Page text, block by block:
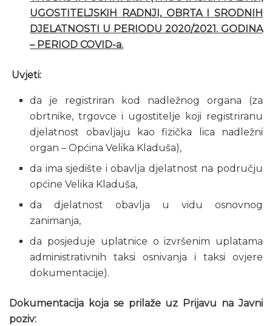
UGOSTITELJSKIH RADNJI, OBRTA I SRODNIH
DJELATNOSTI U PERIODU 2020/2021. GODINA
– PERIOD COVID-a.
Uvjeti:
da je registriran kod nadležnog organa (za
obrtnike, trgovce i ugostitelje koji registriranu
djelatnost obavljaju kao fizička lica nadležni
organ – Općina Velika Kladuša),
da ima sjedište i obavlja djelatnost na području
općine Velika Kladuša,
da djelatnost obavlja u vidu osnovnog
zanimanja,
da posjeduje uplatnice o izvršenim uplatama
administrativnih taksi osnivanja i taksi ovjere
dokumentacije).
Dokumentacija koja se prilaže uz Prijavu na Javni
poziv: